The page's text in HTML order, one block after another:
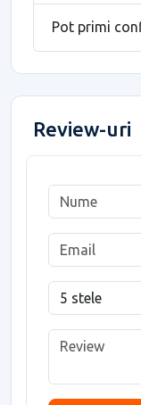
Pot primi
Review-uri